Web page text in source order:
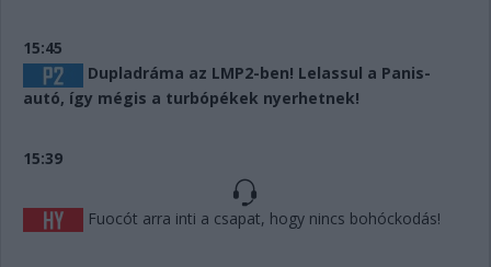
15:45
Dupladráma az LMP2-ben! Lelassul a Panis-
autó, így mégis a turbópékek nyerhetnek!
15:39
Fuocót arra inti a csapat, hogy nincs bohóckodás!